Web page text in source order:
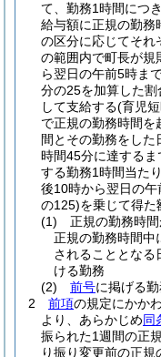
て、勤務1時間につき
給与額に正規の勤務
の区分に応じてそ
の範囲内で町長が規
ら翌日の午前5時ま
分の25を加算した割
して支給する(育児短
で正規の勤務時間を
間とその勤務をした
時間45分に達するま
する勤務1時間当た
後10時から翌日の
の125)を乗じて得た
(1)
正規の勤務時
正規の勤務時間中
されることとなる
ける勤務
(2)
前号に掲げる
2
前項の規定にかかわ
より、あらかじめ同
振られた1週間の正
り振り変更前の正